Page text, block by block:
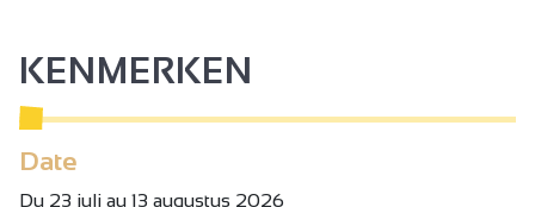
KENMERKEN
Date
Du 23 juli au 13 augustus 2026